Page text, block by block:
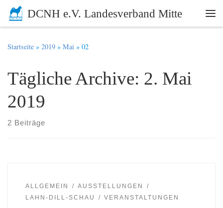
Zum Inhalt springen
DCNH e.V. Landesverband Mitte
Startseite » 2019 » Mai » 02
Tägliche Archive: 2. Mai
2019
2 Beiträge
ALLGEMEIN
AUSSTELLUNGEN
LAHN-DILL-SCHAU
VERANSTALTUNGEN